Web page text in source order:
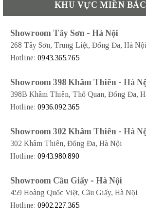
KHU VỰC MIỀN BẮC
Showroom Tây Sơn - Hà Nội
268 Tây Sơn, Trung Liệt, Đống Đa, Hà Nội
Hotline: 0943.365.765
Showroom 398 Khâm Thiên - Hà
398B Khâm Thiên, Thổ Quan, Đống Đa,
Hotline: 0936.092.365
Showroom 302 Khâm Thiên - Hà
302 Khâm Thiên, Đống Đa, Hà Nội
Hotline: 0943.980.890
Showroom Cầu Giấy - Hà Nội
459 Hoàng Quốc Việt, Cầu Giấy, Hà Nội
Hotline: 0902.227.365